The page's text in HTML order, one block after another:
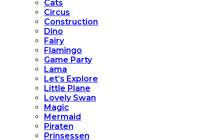
Cats
Circus
Construction
Dino
Fairy
Flamingo
Game Party
Lama
Let’s Explore
Little Plane
Lovely Swan
Magic
Mermaid
Piraten
Prinsessen